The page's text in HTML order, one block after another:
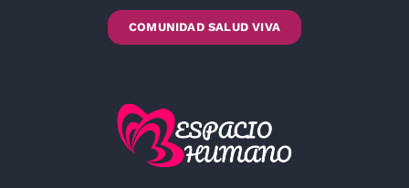
COMUNIDAD SALUD VIVA